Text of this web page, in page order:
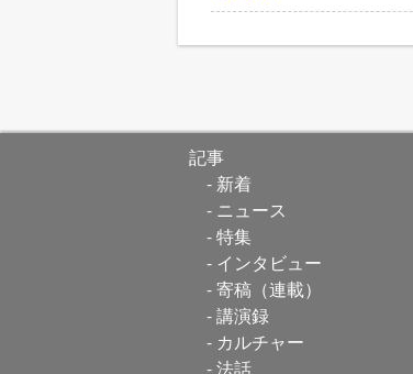
記事
新着
ニュース
特集
インタビュー
寄稿（連載）
講演録
カルチャー
法話